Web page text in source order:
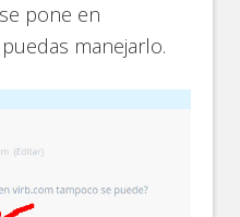
pone en
manejarlo.